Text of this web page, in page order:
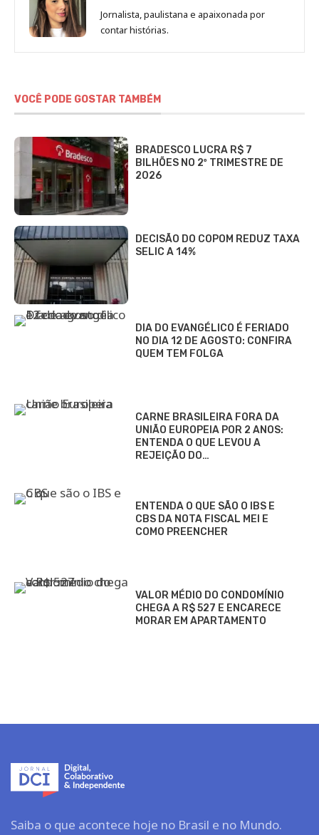
Jornalista, paulistana e apaixonada por
contar histórias.
VOCÊ PODE GOSTAR TAMBÉM
BRADESCO LUCRA R$ 7
BILHÕES NO 2º TRIMESTRE DE
2026
DECISÃO DO COPOM REDUZ TAXA
SELIC A 14%
DIA DO EVANGÉLICO É FERIADO
NO DIA 12 DE AGOSTO: CONFIRA
QUEM TEM FOLGA
CARNE BRASILEIRA FORA DA
UNIÃO EUROPEIA POR 2 ANOS:
ENTENDA O QUE LEVOU A
REJEIÇÃO DO…
ENTENDA O QUE SÃO O IBS E
CBS DA NOTA FISCAL MEI E
COMO PREENCHER
VALOR MÉDIO DO CONDOMÍNIO
CHEGA A R$ 527 E ENCARECE
MORAR EM APARTAMENTO
Saiba o que acontece hoje no Brasil e no Mundo.